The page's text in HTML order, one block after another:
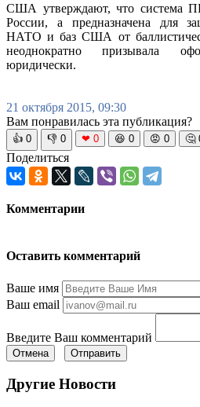
США утверждают, что система
России, а предназначена для
НАТО и баз США от
неоднократно призывала
юридически.
21 октября 2015, 09:30
Вам понравилась эта публикация?
👍 0 👎 0 ❤ 0 😆 0 😡 0 🤔
Поделиться
Комментарии
Оставить комментарий
Ваше имя
Ваш email
Введите Ваш комментарий
Отмена Отправить
Другие Новости